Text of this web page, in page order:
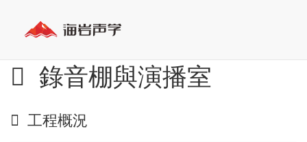
錄音棚與演播室
工程概況